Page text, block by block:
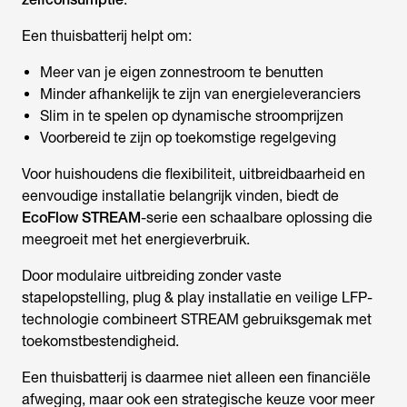
Een thuisbatterij helpt om:
Meer van je eigen zonnestroom te benutten
Minder afhankelijk te zijn van energieleveranciers
Slim in te spelen op dynamische stroomprijzen
Voorbereid te zijn op toekomstige regelgeving
Voor huishoudens die flexibiliteit, uitbreidbaarheid en
eenvoudige installatie belangrijk vinden, biedt de
EcoFlow STREAM-serie een schaalbare oplossing die
meegroeit met het energieverbruik.
Door modulaire uitbreiding zonder vaste
stapelopstelling, plug & play installatie en veilige LFP-
technologie combineert STREAM gebruiksgemak met
toekomstbestendigheid.
Een thuisbatterij is daarmee niet alleen een financiële
afweging, maar ook een strategische keuze voor meer